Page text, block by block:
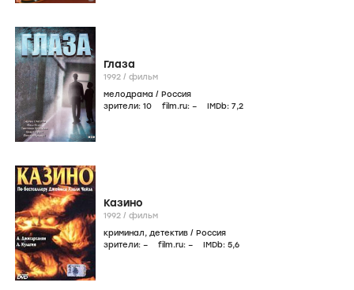
Глаза
1992 / фильм
мелодрама / Россия
зрители: 10 film.ru: – IMDb: 7,2
Казино
1992 / фильм
криминал, детектив / Россия
зрители: – film.ru: – IMDb: 5,6